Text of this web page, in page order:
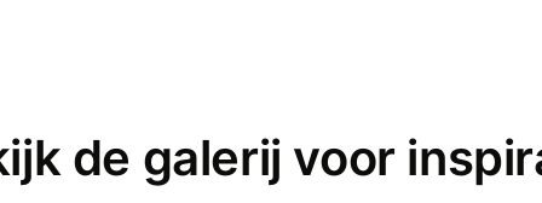
de galerij voor